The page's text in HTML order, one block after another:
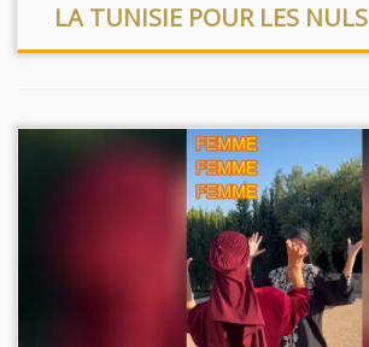
LA TUNISIE POUR LES NULS